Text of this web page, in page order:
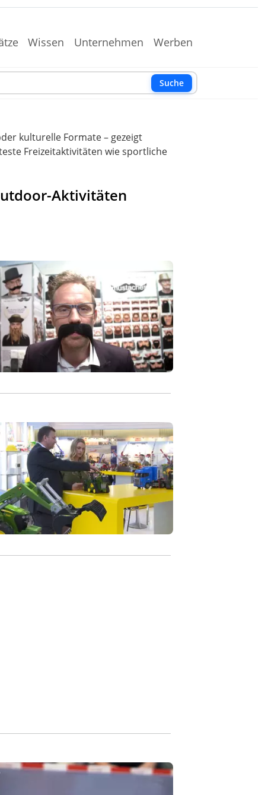
Wissen Unternehmen Werben
Suche
kulturelle Formate – gezeigt
Freizeitaktivitäten wie sportliche
Aktivitäten